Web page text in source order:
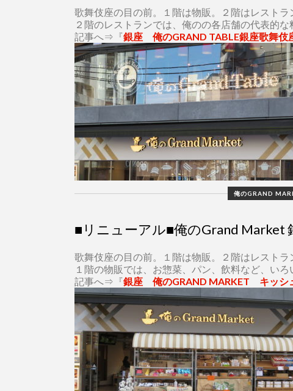
歌舞伎座の目の前。１階は物販。２階はレストラ
２階のレストランでは、俺のの各店舗の代表的な
記事へ⇒『銀座 俺のGRAND TABLE銀座歌舞
俺のGRAND
■リニューアル■俺のGrand Market
歌舞伎座の目の前。１階は物販。２階はレストラ
１階の物販では、お惣菜、パン、飲料など、いろ
記事へ⇒『銀座 俺のGRAND MARKET キッシ